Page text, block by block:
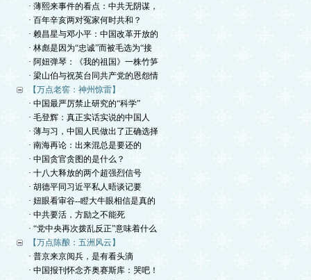
· 薄熙来事件的看点：中共无阴谋，
· 百年辛亥两对冤家何时共和？
· 赖昌星与邓小平：中国改革开放的
· 林彪是因为“忠诚”而被毛选为“接
· 阿妞弹琴：《我的祖国》一株竹笋
· 梁山伯与祝英台同共产党的恩怨情
【万点老窖：神州惊雷】
· 中国最严厉禁止研究的“科学”
· 毛登辉：真正实话实说的中国人
· 薄与习，中国人民做出了正确选择
· 南海再论：出来混总是要还的
· 中国贪官贪图的是什么？
· 十八大释放的两个超强烈信号
· 胡德平同习近平私人晤谈记要
· 妞眼看审谷--瞪大牛眼相信是真的
· 中共要活，方励之不能死
· “党中央再次拨乱反正”意味着什么
【万点陈酿：五洲风云】
· 普京来京阅兵，是有看头滴
· 中国报刊怀念齐奥赛斯库：哭吧！